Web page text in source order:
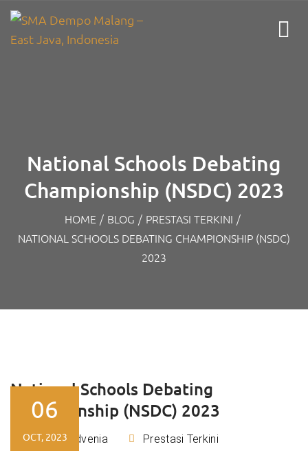
National Schools Debating
Championship (NSDC) 2023
HOME / BLOG / PRESTASI TERKINI /
NATIONAL SCHOOLS DEBATING CHAMPIONSHIP (NSDC)
2023
National Schools Debating
Championship (NSDC) 2023
By Tiara Advenia Prestasi Terkini
06
OCT, 2023